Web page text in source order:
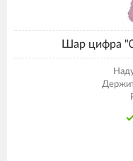
Шар цифра "0